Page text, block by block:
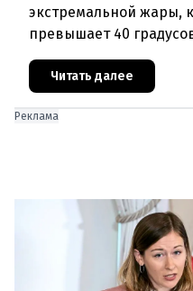
экстремальной жары,
превышает 40
проблемы перегрева
Читать далее
Реклама